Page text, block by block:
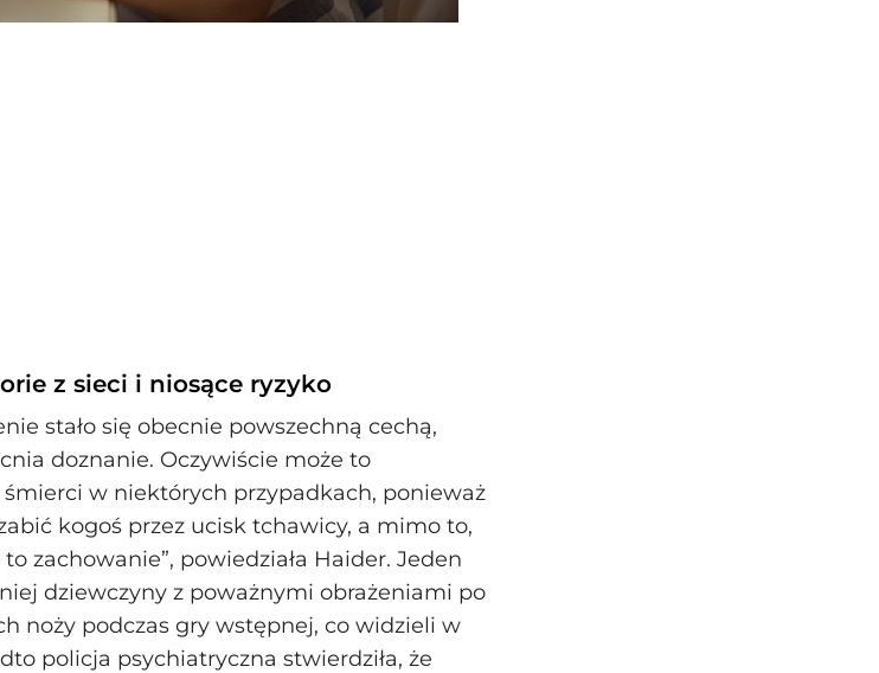
z sieci i niosące ryzyko
stało się obecnie powszechną cechą,
doznanie. Oczywiście może to
w niektórych przypadkach, ponieważ
kogoś przez ucisk tchawicy, a mimo to,
zachowanie”, powiedziała Haider. Jeden
dziewczyny z poważnymi obrażeniami po
noży podczas gry wstępnej, co widzieli w
policja psychiatryczna stwierdziła, że